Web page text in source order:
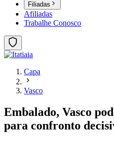
Filiadas
Afiliadas
Trabalhe Conosco
Capa
Vasco
Embalado, Vasco
para confronto